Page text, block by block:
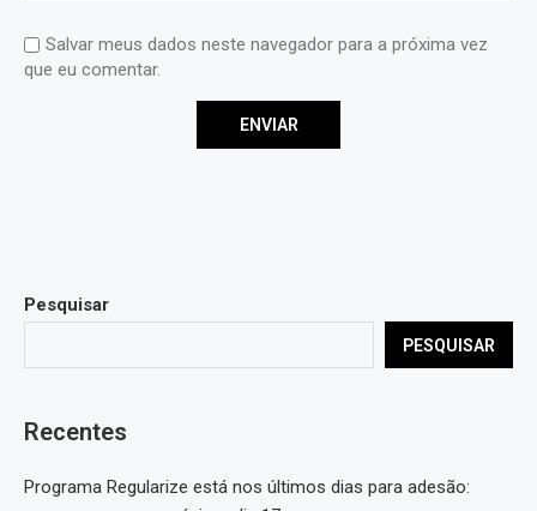
Salvar meus dados neste navegador para a próxima vez
que eu comentar.
Pesquisar
PESQUISAR
Recentes
Programa Regularize está nos últimos dias para adesão: